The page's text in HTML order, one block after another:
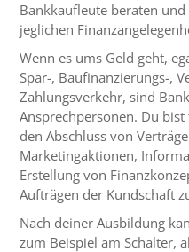
Bankkaufleute beraten
jeglichen
Wenn es ums Geld geht,
Spar-, Baufinanzierungs-,
Zahlungsverkehr, sind
Ansprechpersonen. Du
den Abschluss von
Marketingaktionen,
Erstellung von
Aufträgen der Kundschaft
Nach deiner Ausbildung
zum Beispiel am Schalter,